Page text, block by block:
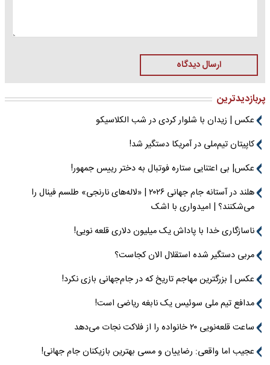
ارسال دیدگاه
پربازدیدترین
عکس | زیدان با شلوار کردی در شب الکلاسیکو
کاپیتان تیم‌ملی در آمریکا دستگیر شد!
عکس| بی اعتنایی ستاره فوتبال به دختر رییس جمهور!
هلند در آستانه جام جهانی ۲۰۲۶ | «لاله‌های نارنجی» طلسم فینال را
می‌شکنند؟ | امیدواری با اشک
ناسازگاری خدا با پاداش یک میلیون دلاری قلعه نویی!
مربی دستگیر شده استقلال الان کجاست؟
عکس | بزرگترین مهاجم تاریخ که در جام‌جهانی بازی نکرد!
مدافع تیم ملی سوئیس یک نابغه ریاضی است!
ساعت قلعه‌نویی ۲۰ خانواده را از فلاکت نجات می‌دهد
عجیب اما واقعی: رضاییان و مسی بهترین بازیکنان جام جهانی!